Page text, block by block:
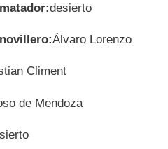
desierto
Álvaro Lorenzo
Climent
de Mendoza